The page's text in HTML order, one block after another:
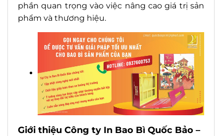
phần quan trọng vào việc nâng cao giá trị sản
phẩm và thương hiệu.
Giới thiệu Công ty In Bao Bì Quốc Bảo –